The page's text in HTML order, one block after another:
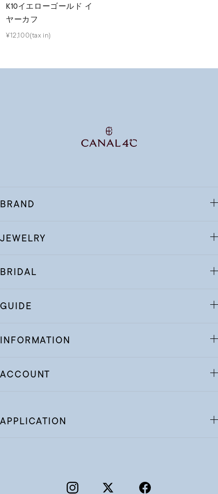
K10イエローゴールド イ
ヤーカフ
¥12,100(tax in)
BRAND
JEWELRY
BRIDAL
GUIDE
INFORMATION
ACCOUNT
APPLICATION